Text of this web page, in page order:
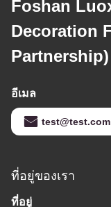
Foshan
Decoration
Partnership)
อีเมล
test@test.com
ที่อยู่ของเรา
ที่อยู่